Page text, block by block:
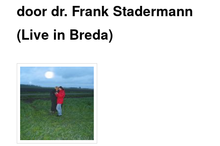
door dr. Frank Stadermann
(Live in Breda)